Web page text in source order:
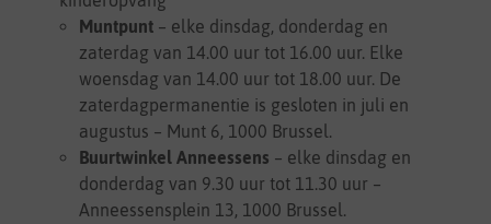
Muntpunt – elke dinsdag, donderdag en
zaterdag van 14.00 uur tot 16.00 uur. Elke
woensdag van 14.00 uur tot 18.00 uur. De
zaterdagpermanentie is gesloten in juli en
augustus – Munt 6, 1000 Brussel.
Buurtwinkel Anneessens – elke dinsdag en
donderdag van 9.30 uur tot 11.30 uur –
Anneessensplein 13, 1000 Brussel.